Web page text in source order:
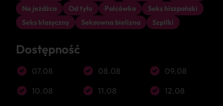
Na jeźdźca
Od tyłu Palcówka
Seks hiszpański
Seks klasyczny
Seksowna bielizna Szpilki
Dostępność
07.08 08.08
09.08
10.08
11.08 12.08